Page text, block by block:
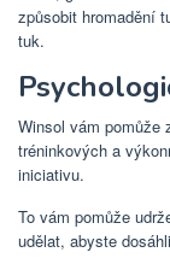
způsobit hromadění
tuk.
Winsol vám
tréninkových a
iniciativu.
To vám pomůže
udělat, abyste